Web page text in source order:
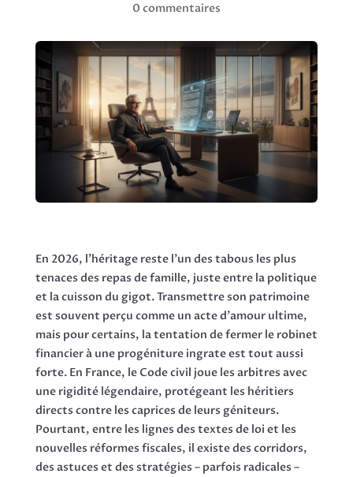
0 commentaires
En 2026, l'héritage reste l'un des tabous les plus
tenaces des repas de famille, juste entre la politique
et la cuisson du gigot. Transmettre son patrimoine
est souvent perçu comme un acte d'amour ultime,
mais pour certains, la tentation de fermer le robinet
financier à une progéniture ingrate est tout aussi
forte. En France, le Code civil joue les arbitres avec
une rigidité légendaire, protégeant les héritiers
directs contre les caprices de leurs géniteurs.
Pourtant, entre les lignes des textes de loi et les
nouvelles réformes fiscales, il existe des corridors,
des astuces et des stratégies – parfois radicales –